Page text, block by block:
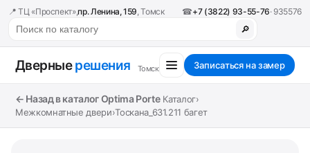
📍 ТЦ «Проспект»,пр. Ленина, 159, Томск ☎+7 (3822) 93-55-76· 935576
🔎
Дверныерешения Томск Записаться на замер
← Назад в каталог Optima Porte Каталог›
Межкомнатные двери›Тоскана_631.211 багет